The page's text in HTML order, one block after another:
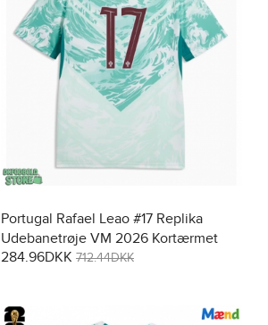
Portugal Rafael Leao #17 Replika
Udebanetrøje VM 2026 Kortærmet
284.96DKK 712.44DKK